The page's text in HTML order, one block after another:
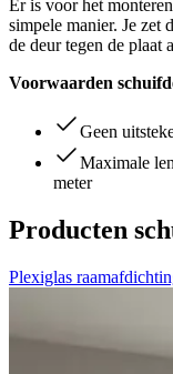
Er is voor het
simpele manier. Je zet
de deur tegen de plaat
Voorwaarden
Geen
Maximale
meter
Producten
Plexiglas